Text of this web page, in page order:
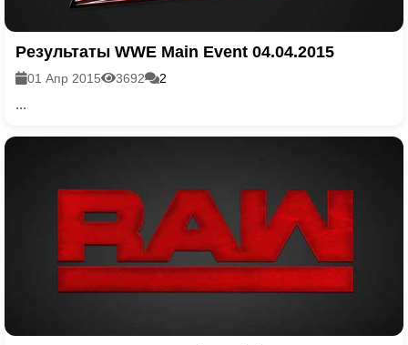
Результаты WWE Main Event 04.04.2015
01 Апр 2015 3692 2
...